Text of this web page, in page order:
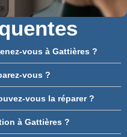
vous à Gattières ?
vous ?
vous la réparer ?
à Gattières ?